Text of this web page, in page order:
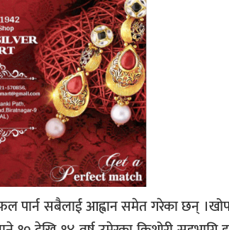
पार्न सबैलाई आह्वान समेत गरेका छन् ।